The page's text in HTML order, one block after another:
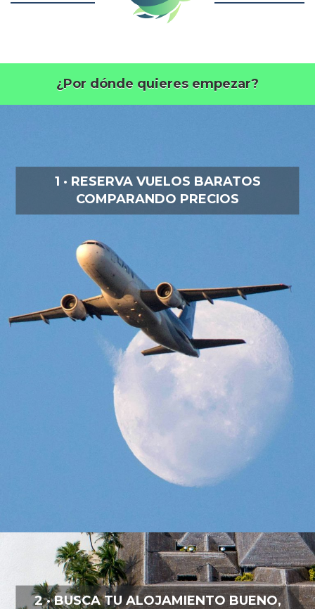
¿Por dónde quieres empezar?
1 · RESERVA VUELOS BARATOS
COMPARANDO PRECIOS
2 · BUSCA TU ALOJAMIENTO BUENO,